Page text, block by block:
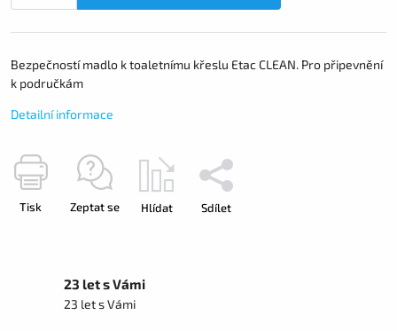
Bezpečností madlo k toaletnímu křeslu Etac CLEAN. Pro připevnění
k područkám
Detailní informace
Tisk Zeptat se Hlídat Sdílet
23 let s Vámi
23 let s Vámi